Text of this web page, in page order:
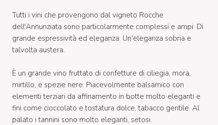
Tutti i vini che provengono dal vigneto Rocche
dell'Annunziata sono particolarmente complessi e ampi. Di
grande espressività ed eleganza. Un'eleganza sobria e
talvolta austera.
È un grande vino fruttato di confetture di ciliegia, mora,
mirtillo, e spezie nere. Piacevolmente balsamico con
elementi terziari da affinamento in botte molto eleganti e
fini come cioccolato e tostatura dolce, tabacco gentile. Al
palato i tannini sono molto eleganti, setosi.